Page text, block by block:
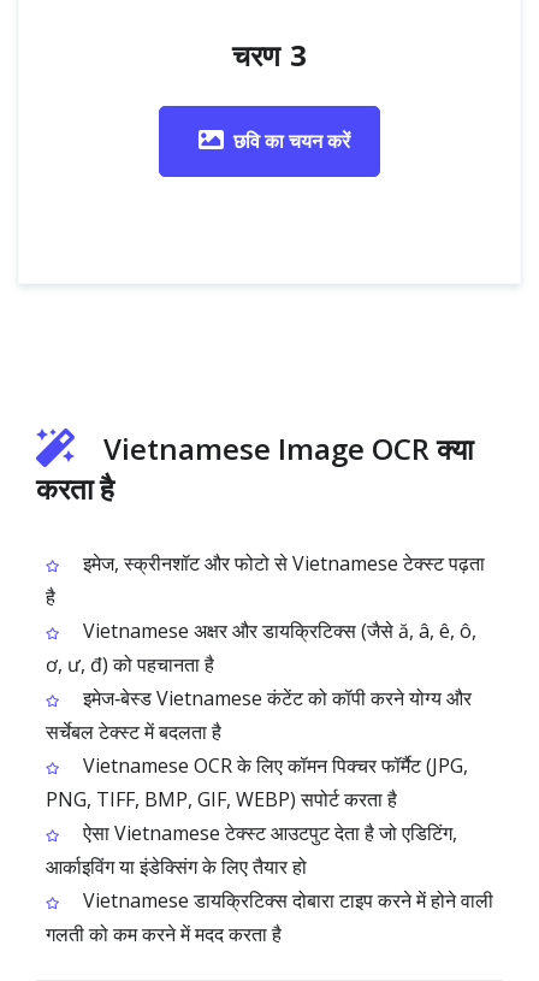
चरण 3
छवि का चयन करें
Vietnamese Image OCR क्या
करता है
इमेज, स्क्रीनशॉट और फोटो से Vietnamese टेक्स्ट पढ़ता
है
Vietnamese अक्षर और डायक्रिटिक्स (जैसे ă, â, ê, ô,
ơ, ư, đ) को पहचानता है
इमेज‑बेस्ड Vietnamese कंटेंट को कॉपी करने योग्य और
सर्चेबल टेक्स्ट में बदलता है
Vietnamese OCR के लिए कॉमन पिक्चर फॉर्मैट (JPG,
PNG, TIFF, BMP, GIF, WEBP) सपोर्ट करता है
ऐसा Vietnamese टेक्स्ट आउटपुट देता है जो एडिटिंग,
आर्काइविंग या इंडेक्सिंग के लिए तैयार हो
Vietnamese डायक्रिटिक्स दोबारा टाइप करने में होने वाली
गलती को कम करने में मदद करता है